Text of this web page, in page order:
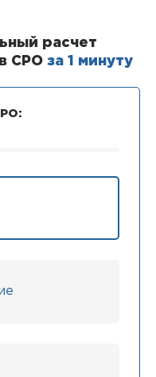
расчет
СРО за 1 минуту